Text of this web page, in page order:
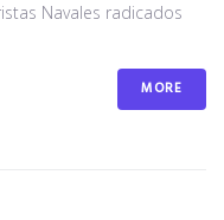
Navales radicados
MORE